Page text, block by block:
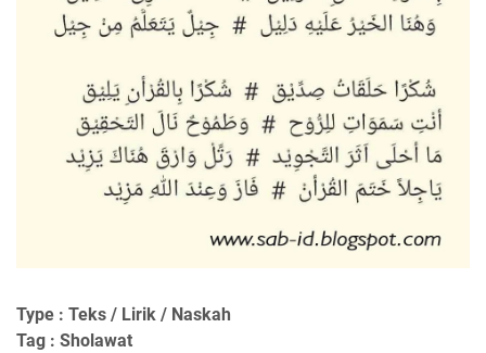
Type : Teks / Lirik / Naskah
Tag : Sholawat